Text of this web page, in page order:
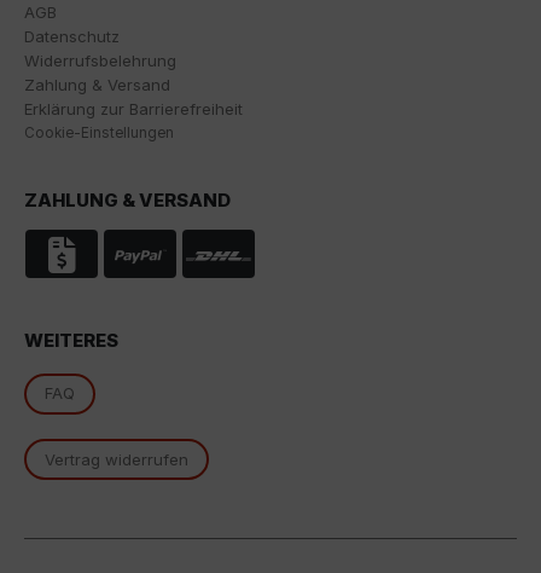
AGB
Datenschutz
Widerrufsbelehrung
Zahlung & Versand
Erklärung zur Barrierefreiheit
Cookie-Einstellungen
ZAHLUNG & VERSAND
WEITERES
FAQ
Vertrag widerrufen
Profilbildung und zur Verknüpfung mit anderen
Nutzungsdaten verwendet werden.
Indem Sie das mit den Google-Diensten verbundene
Cookie akzeptieren, stimmen Sie gemäß Art. 49 Abs. 1
Europäischen Gerichtshof als ein Land mit einem
nach EU-Standards unzureichenden
Datenschutzniveau eingestuft.
Überwachungszwecken, möglicherweise ohne
Rechtsmittel, verarbeitet werden. Wenn Sie auf "Nur
essenzielle Cookies akzeptieren" klicken, findet die
oben beschriebene Übertragung nicht statt.